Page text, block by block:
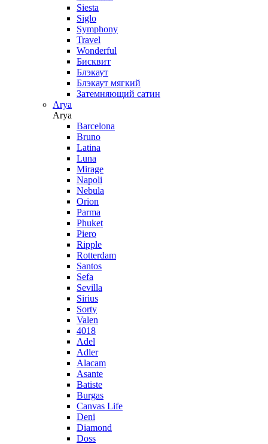
Siesta
Siglo
Symphony
Travel
Wonderful
Бисквит
Блэкаут
Блэкаут мягкий
Затемняющий сатин
Arya
Arya
Barcelona
Bruno
Latina
Luna
Mirage
Napoli
Nebula
Orion
Parma
Phuket
Piero
Ripple
Rotterdam
Santos
Sefa
Sevilla
Sirius
Sorty
Valen
4018
Adel
Adler
Alacam
Asante
Batiste
Burgas
Canvas Life
Deni
Diamond
Doss